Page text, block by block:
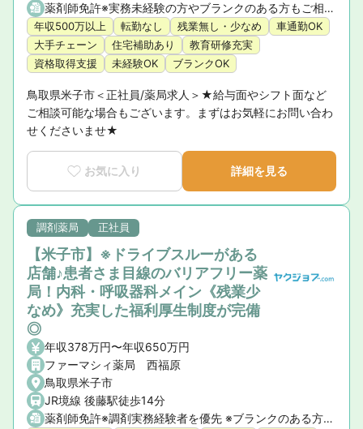
薬剤師免許※実務未経験の方やブランクのある方もご相談ください。
年収500万以上 転勤なし 残業無し・少なめ
車通勤OK
大手チェーン
住宅補助あり
教育研修充実
資格取得支援
未経験OK ブランクOK
鳥取県米子市＜正社員/薬局求人＞★給与面やシフト面など
ご相談可能な場合もございます。まずはお気軽にお問い合わ
せくださいませ★
お気に入り 詳細を見る
調剤薬局 正社員
【米子市】※ドライブスルーがある
店舗♪患者さま目線のバリアフリー薬
局！内科・呼吸器科メイン《残業少
なめ》充実した福利厚生制度が完備
◎
年収378万円〜年収650万円
ファーマシィ薬局 西福原
鳥取県米子市
JR境線 後藤駅徒歩14分
薬剤師免許※調剤実務経験者を優先 ※ブランクのある方もご相談可能